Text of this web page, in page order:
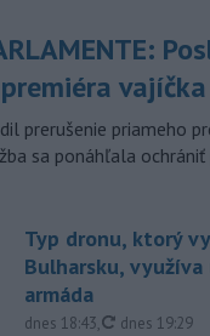
vajíčka
prerušenie priameho
sa ponáhľala ochrániť
Typ dronu, ktorý
Bulharsku, využíva
armáda
dnes 18:43, aktualizované
dnes 19:29